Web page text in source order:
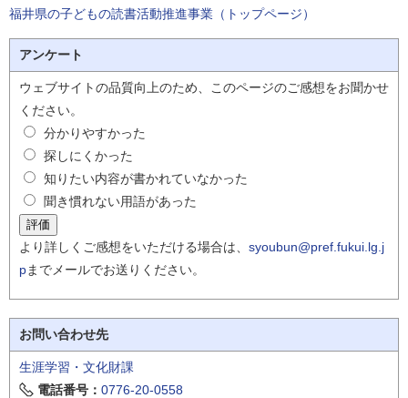
福井県の子どもの読書活動推進事業（トップページ）
アンケート
ウェブサイトの品質向上のため、このページのご感想をお聞かせ
ください。
分かりやすかった
探しにくかった
知りたい内容が書かれていなかった
聞き慣れない用語があった
より詳しくご感想をいただける場合は、 syoubun@pref.fukui.lg.j
pまでメールでお送りください。
お問い合わせ先
生涯学習・文化財課
電話番号： 0776-20-0558